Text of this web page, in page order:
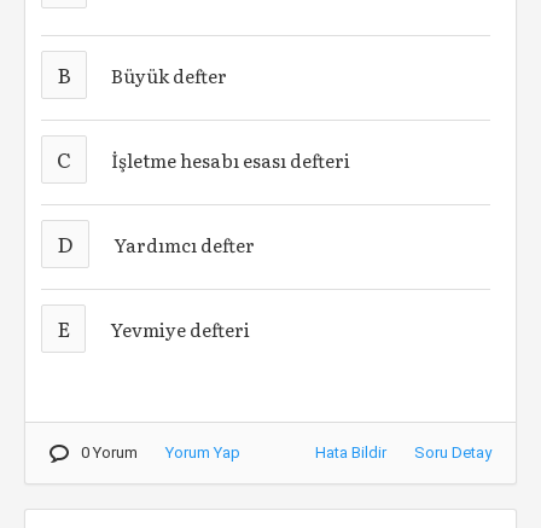
B Büyük defter
C İşletme hesabı esası defteri
D Yardımcı defter
E Yevmiye defteri
0 Yorum Yorum Yap Hata Bildir Soru Detay